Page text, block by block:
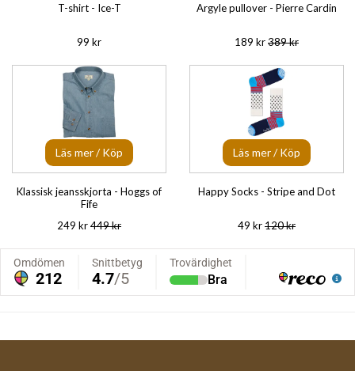
T-shirt - Ice-T
99 kr
Argyle pullover - Pierre Cardin
189 kr389 kr
Läs mer / Köp
Klassisk jeansskjorta - Hoggs of
Fife
249 kr449 kr
Läs mer / Köp
Happy Socks - Stripe and Dot
49 kr120 kr